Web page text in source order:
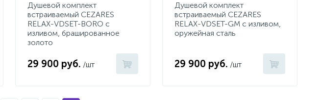
Душевой комплект
встраиваемый CEZARES
RELAX-VDSET-BORO с
изливом, брашированное
золото
29 900 руб. /шт
Душевой комплект
встраиваемый CEZARES
RELAX-VDSET-GM с изливом,
оружейная сталь
29 900 руб. /шт